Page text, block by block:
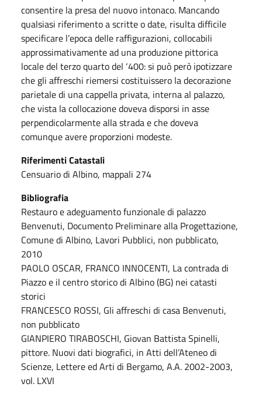
consentire la presa del nuovo intonaco. Mancando
qualsiasi riferimento a scritte o date, risulta difficile
specificare l’epoca delle raffigurazioni, collocabili
approssimativamente ad una produzione pittorica
locale del terzo quarto del ‘400: si può però ipotizzare
che gli affreschi riemersi costituissero la decorazione
parietale di una cappella privata, interna al palazzo,
che vista la collocazione doveva disporsi in asse
perpendicolarmente alla strada e che doveva
comunque avere proporzioni modeste.
Riferimenti Catastali
Censuario di Albino, mappali 274
Bibliografia
Restauro e adeguamento funzionale di palazzo
Benvenuti, Documento Preliminare alla Progettazione,
Comune di Albino, Lavori Pubblici, non pubblicato,
2010
PAOLO OSCAR, FRANCO INNOCENTI, La contrada di
Piazzo e il centro storico di Albino (BG) nei catasti
storici
FRANCESCO ROSSI, Gli affreschi di casa Benvenuti,
non pubblicato
GIANPIERO TIRABOSCHI, Giovan Battista Spinelli,
pittore. Nuovi dati biografici, in Atti dell’Ateneo di
Scienze, Lettere ed Arti di Bergamo, A.A. 2002-2003,
vol. LXVI